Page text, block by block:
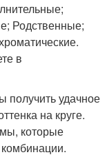
Родственные;
в
получить удачное
на круге.
которые